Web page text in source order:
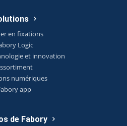
en fixations
Logic
et innovation
numériques
app
de Fabory